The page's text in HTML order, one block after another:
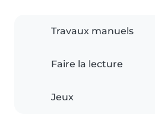
Travaux manuels
Faire la lecture
Jeux